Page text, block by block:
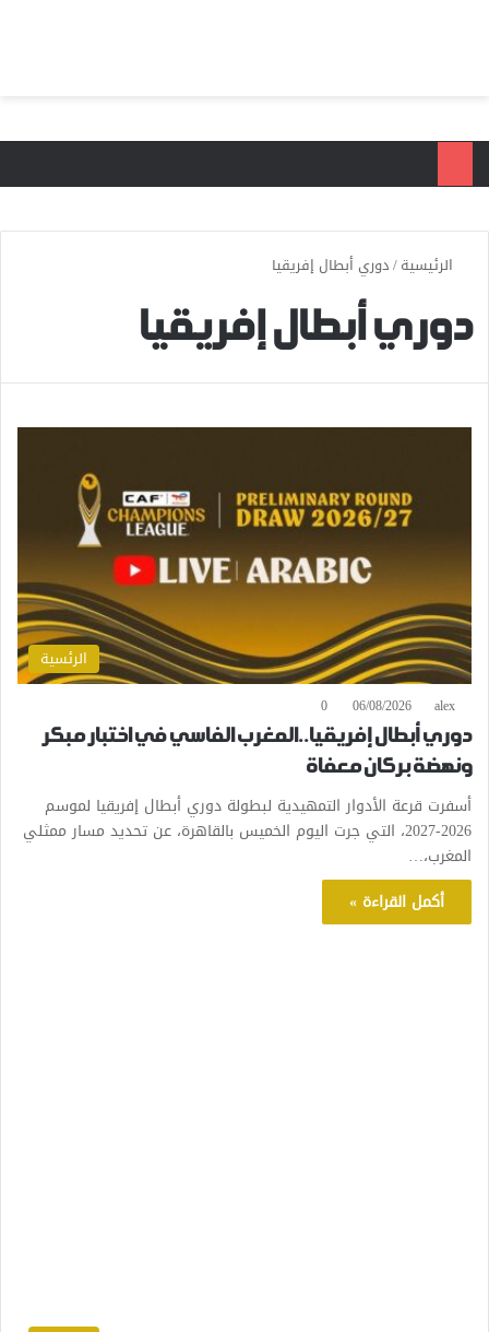
الرئيسية/دوري أبطال إفريقيا
دوري أبطال إفريقيا
الرئسية
alex
06/08/2026
0
دوري أبطال إفريقيا..المغرب الفاسي في اختبار مبكر
ونهضة بركان معفاة
أسفرت قرعة الأدوار التمهيدية لبطولة دوري أبطال إفريقيا لموسم
2026-2027، التي جرت اليوم الخميس بالقاهرة، عن تحديد مسار ممثلي
المغرب،…
أكمل القراءة »